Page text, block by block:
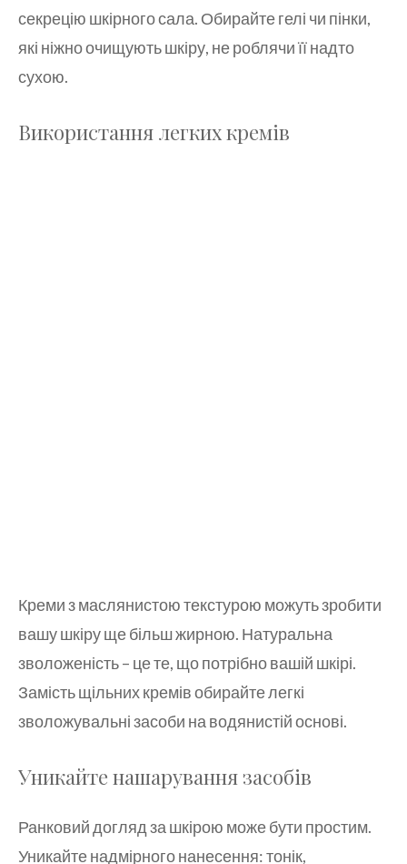
секрецію шкірного сала. Обирайте гелі чи пінки,
які ніжно очищують шкіру, не роблячи її надто
сухою.
Використання легких кремів
Креми з маслянистою текстурою можуть зробити
вашу шкіру ще більш жирною. Натуральна
зволоженість – це те, що потрібно вашій шкірі.
Замість щільних кремів обирайте легкі
зволожувальні засоби на водянистій основі.
Уникайте нашарування засобів
Ранковий догляд за шкірою може бути простим.
Уникайте надмірного нанесення: тонік,